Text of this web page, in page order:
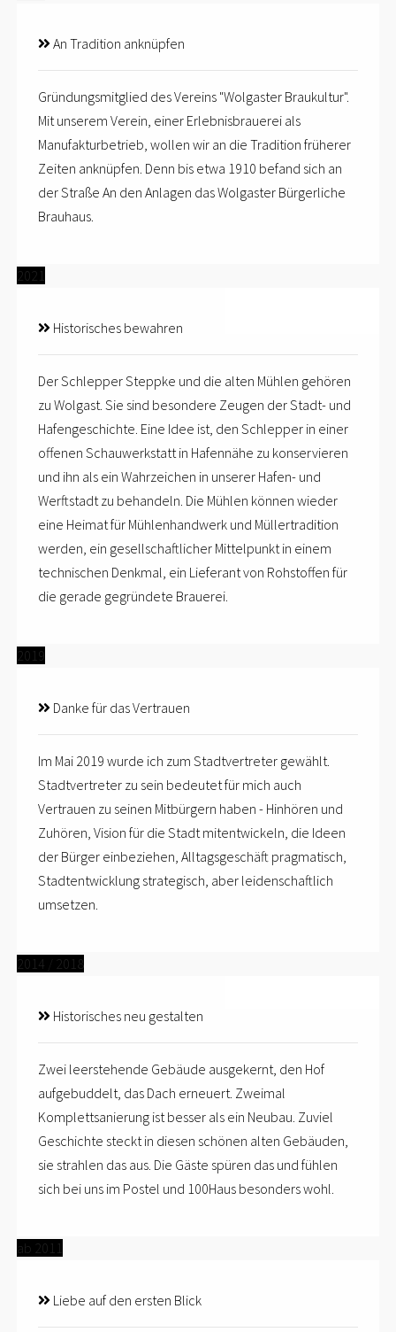
An Tradition anknüpfen
Gründungsmitglied des Vereins "Wolgaster Braukultur".
Mit unserem Verein, einer Erlebnisbrauerei als
Manufakturbetrieb, wollen wir an die Tradition früherer
Zeiten anknüpfen. Denn bis etwa 1910 befand sich an
der Straße An den Anlagen das Wolgaster Bürgerliche
Brauhaus.
2021
Historisches bewahren
Der Schlepper Steppke und die alten Mühlen gehören
zu Wolgast. Sie sind besondere Zeugen der Stadt- und
Hafengeschichte. Eine Idee ist, den Schlepper in einer
offenen Schauwerkstatt in Hafennähe zu konservieren
und ihn als ein Wahrzeichen in unserer Hafen- und
Werftstadt zu behandeln. Die Mühlen können wieder
eine Heimat für Mühlenhandwerk und Müllertradition
werden, ein gesellschaftlicher Mittelpunkt in einem
technischen Denkmal, ein Lieferant von Rohstoffen für
die gerade gegründete Brauerei.
2019
Danke für das Vertrauen
Im Mai 2019 wurde ich zum Stadtvertreter gewählt.
Stadtvertreter zu sein bedeutet für mich auch
Vertrauen zu seinen Mitbürgern haben - Hinhören und
Zuhören, Vision für die Stadt mitentwickeln, die Ideen
der Bürger einbeziehen, Alltagsgeschäft pragmatisch,
Stadtentwicklung strategisch, aber leidenschaftlich
umsetzen.
2014 / 2018
Historisches neu gestalten
Zwei leerstehende Gebäude ausgekernt, den Hof
aufgebuddelt, das Dach erneuert. Zweimal
Komplettsanierung ist besser als ein Neubau. Zuviel
Geschichte steckt in diesen schönen alten Gebäuden,
sie strahlen das aus. Die Gäste spüren das und fühlen
sich bei uns im Postel und 100Haus besonders wohl.
ab 2011
Liebe auf den ersten Blick